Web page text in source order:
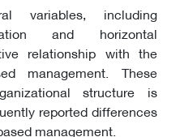
variables, including
and horizontal
relationship with the
management. These
structure is
reported differences
management.